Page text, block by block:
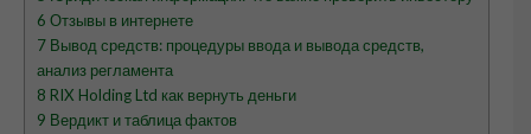
6 Отзывы в интернете
7 Вывод средств: процедуры ввода и вывода средств,
анализ регламента
8 RIX Holding Ltd как вернуть деньги
9 Вердикт и таблица фактов